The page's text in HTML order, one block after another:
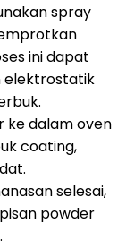
spray
ini dapat
elektrostatik
ke dalam oven
coating,
selesai,
powder